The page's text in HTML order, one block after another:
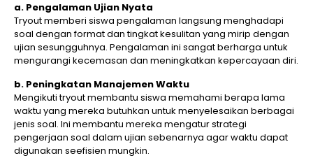
a. Pengalaman Ujian Nyata
Tryout memberi siswa pengalaman langsung menghadapi
soal dengan format dan tingkat kesulitan yang mirip dengan
ujian sesungguhnya. Pengalaman ini sangat berharga untuk
mengurangi kecemasan dan meningkatkan kepercayaan diri.
b. Peningkatan Manajemen Waktu
Mengikuti tryout membantu siswa memahami berapa lama
waktu yang mereka butuhkan untuk menyelesaikan berbagai
jenis soal. Ini membantu mereka mengatur strategi
pengerjaan soal dalam ujian sebenarnya agar waktu dapat
digunakan seefisien mungkin.